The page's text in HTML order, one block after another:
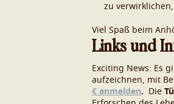
zu
Viel Spaß beim
Links und
Exciting News: Es
aufzeichnen, mit
€ anmelden. Die